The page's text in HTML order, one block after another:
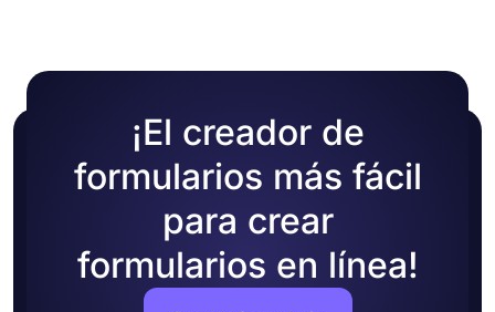
temas prefabricados.
¡El creador de
formularios más fácil
para crear
formularios en línea!